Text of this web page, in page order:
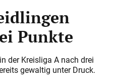
Punkte
der Kreisliga A nach drei
gewaltig unter Druck.